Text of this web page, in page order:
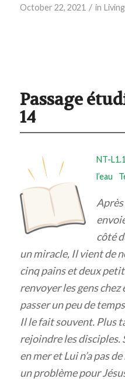
October 22, 2021 / in
Passage
14
NT-
l’eau
côté
un miracle, Il vient de
cinq pains et deux
renvoyer les gens chez
passer un peu de
Il le fait souvent. Plus
rejoindre les disciples.
en mer et Lui n’a pas
un problème pour